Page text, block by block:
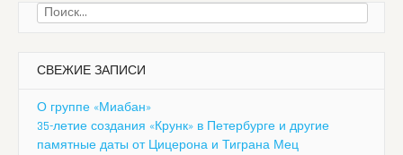
Найти:
СВЕЖИЕ ЗАПИСИ
О группе «Миабан»
35-летие создания «Крунк» в Петербурге и другие
памятные даты от Цицерона и Тиграна Мец